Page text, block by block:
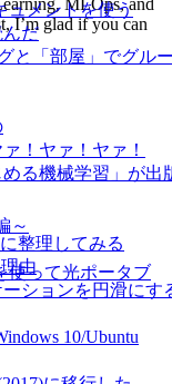
ュメントを使う
だ
と「部屋」でグル
！ヤァ！ヤァ！
る機械学習」が出
整理してみる
由
ションを円滑にす
10/Ubuntu
MLOps, and
I’m glad if you can
～
使って光ポータブ